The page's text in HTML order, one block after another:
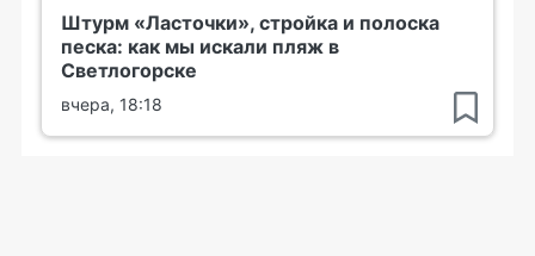
Штурм «Ласточки», стройка и полоска
песка: как мы искали пляж в
Светлогорске
вчера, 18:18